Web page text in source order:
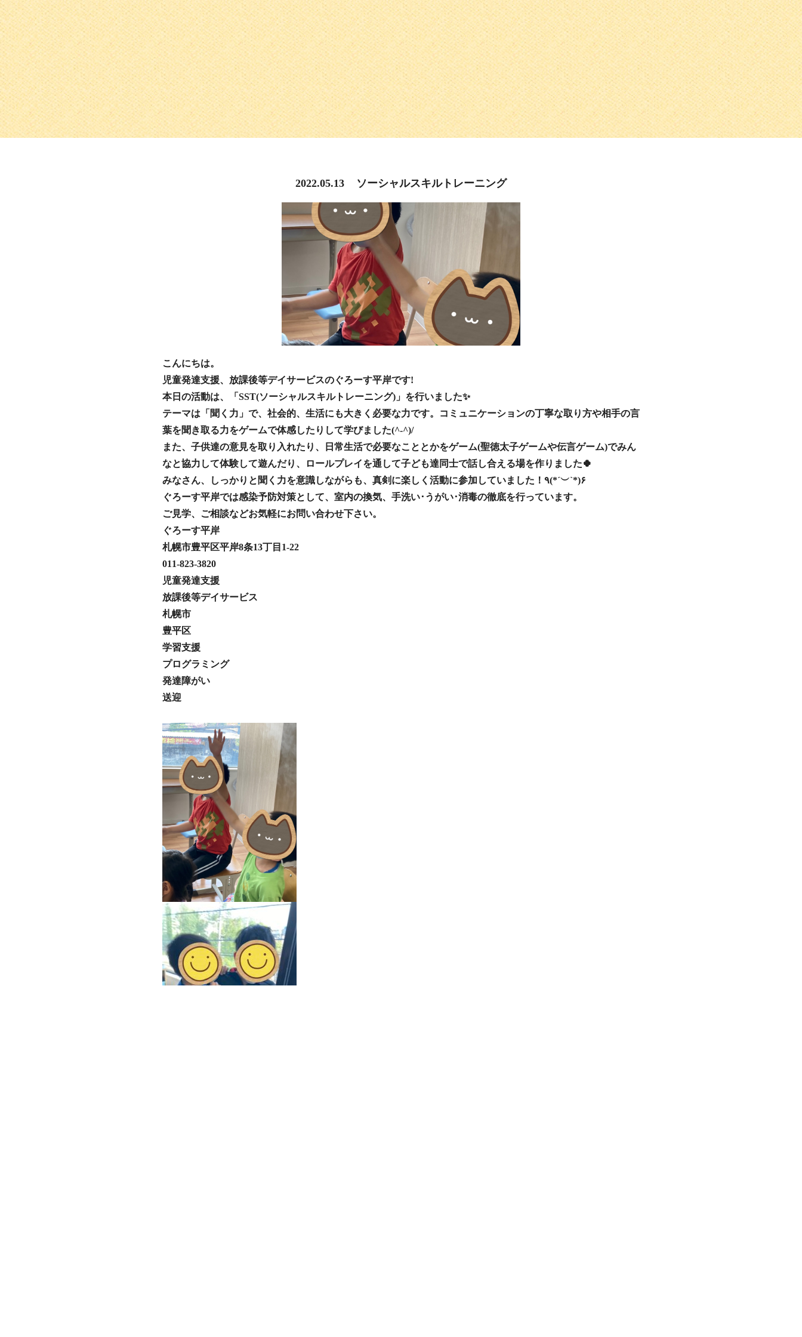
2022.05.13 ソーシャルスキルトレーニング
こんにちは。
児童発達支援、放課後等デイサービスのぐろーす平岸です!
本日の活動は、「SST(ソーシャルスキルトレーニング)」を行いました✨
テーマは「聞く力」で、社会的、生活にも大きく必要な力です。コミュニケーションの丁寧な取り方や相手の言
葉を聞き取る力をゲームで体感したりして学びました(^-^)/
また、子供達の意見を取り入れたり、日常生活で必要なこととかをゲーム(聖徳太子ゲームや伝言ゲーム)でみん
なと協力して体験して遊んだり、ロールプレイを通して子ども達同士で話し合える場を作りました🍀
みなさん、しっかりと聞く力を意識しながらも、真剣に楽しく活動に参加していました！٩(*´︶`*)۶
ぐろーす平岸では感染予防対策として、室内の換気、手洗い･うがい･消毒の徹底を行っています。
ご見学、ご相談などお気軽にお問い合わせ下さい。
ぐろーす平岸
札幌市豊平区平岸8条13丁目1-22
011-823-3820
児童発達支援
放課後等デイサービス
札幌市
豊平区
学習支援
プログラミング
発達障がい
送迎